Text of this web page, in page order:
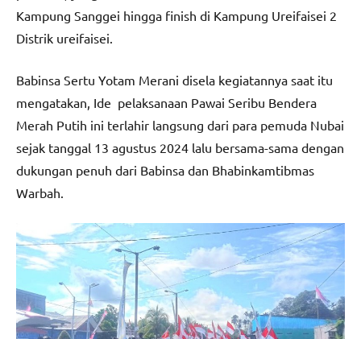
Kampung Sanggei hingga finish di Kampung Ureifaisei 2
Distrik ureifaisei.
Babinsa Sertu Yotam Merani disela kegiatannya saat itu
mengatakan, Ide pelaksanaan Pawai Seribu Bendera
Merah Putih ini terlahir langsung dari para pemuda Nubai
sejak tanggal 13 agustus 2024 lalu bersama-sama dengan
dukungan penuh dari Babinsa dan Bhabinkamtibmas
Warbah.